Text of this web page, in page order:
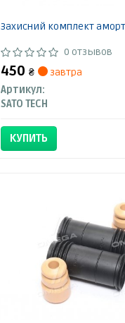
Захисний комплект
0 отзывов
450₴
завтра
Артикул:
SATO TECH
КУПИТЬ